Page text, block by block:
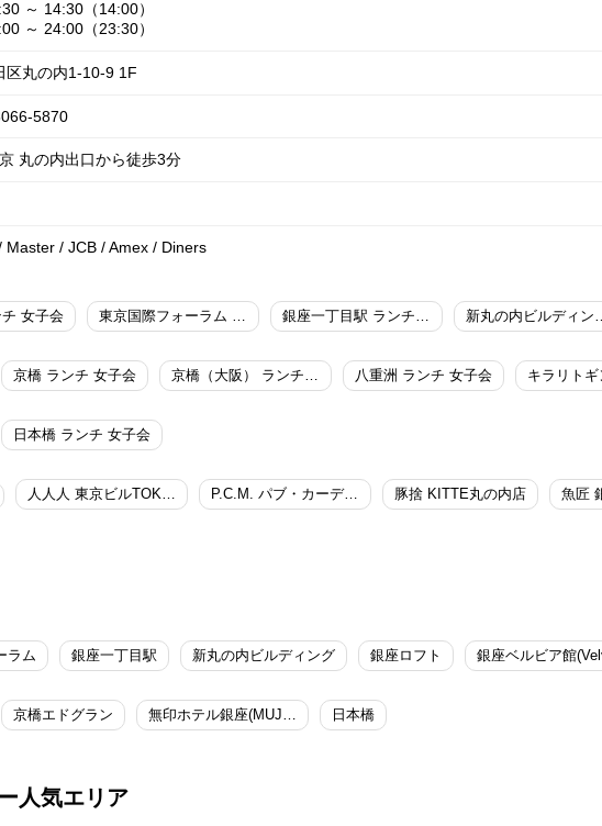
～ 14:30（14:00）
～ 24:00（23:30）
区丸の内1-10-9 1F
5870
丸の内出口から徒歩3分
Master / JCB / Amex / Diners
女子会 東京国際フォーラム ランチ 女子会 銀座一丁目駅 ランチ 女子会 新丸の内ビ
京橋 ランチ 女子会 京橋（大阪） ランチ 女子会 八重洲 ランチ 女子会
日本橋 ランチ 女子会
人人人 東京ビルTOKIA店 P.C.M. パブ・カーディナル・マルノウチ 豚捨 KITTE丸の内店 魚匠
ラム 銀座一丁目駅 新丸の内ビルディング 銀座ロフト 銀座ベルビア館
京橋エドグラン 無印ホテル銀座(MUJI HOTEL GINZA) 日本橋
人気エリア